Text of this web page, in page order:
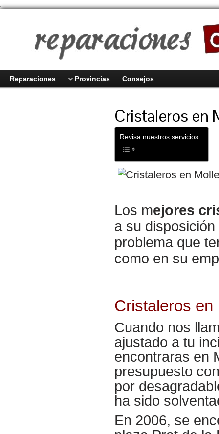
;
Reparaciones Provincias Consejos
Cristaleros en
Revisa nuestros servicios
Los mejores
a su
problema que
como en su
Cristaleros en
Cuando nos
ajustado a tu
encontraras en
presupuesto
por
ha sido
En 2006, se